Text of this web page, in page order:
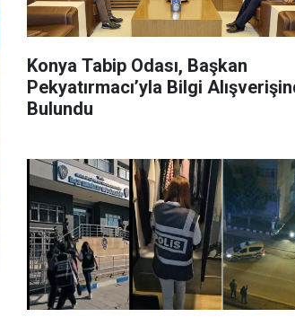
Konya Tabip Odası, Başkan
Pekyatırmacı’yla Bilgi
Bulundu